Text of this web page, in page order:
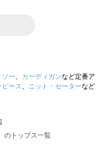
ソー カーディガンなど定番ア
ピース ニット・セーターなど
のトップス一覧
モス）のトップス一覧